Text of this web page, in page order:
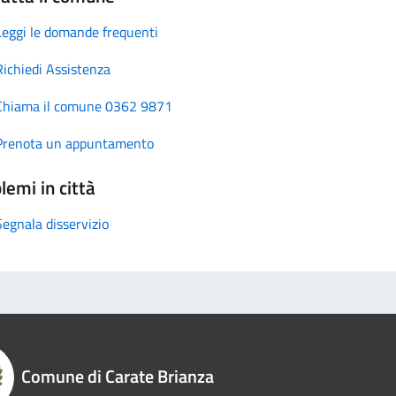
le domande frequenti
Assistenza
il comune 0362 9871
un appuntamento
in città
disservizio
Comune di Carate Brianza